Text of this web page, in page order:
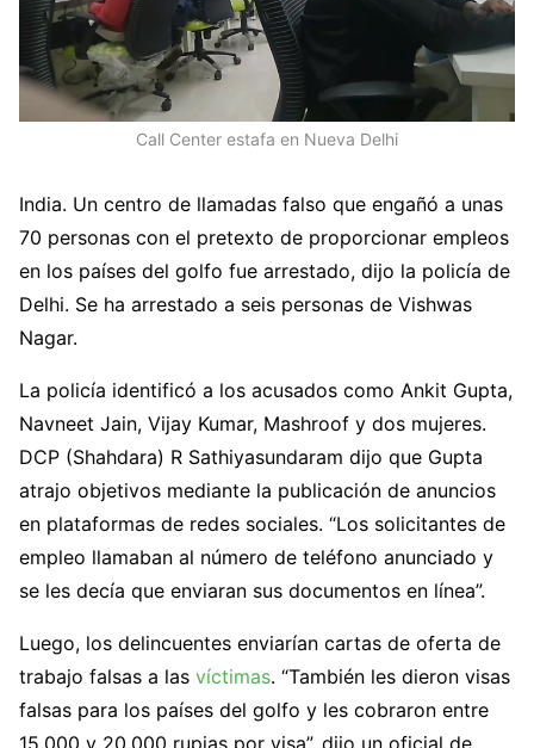
Call Center estafa en Nueva Delhi
India. Un centro de llamadas falso que engañó a unas
70 personas con el pretexto de proporcionar empleos
en los países del golfo fue arrestado, dijo la policía de
Delhi. Se ha arrestado a seis personas de Vishwas
Nagar.
La policía identificó a los acusados ​​como Ankit Gupta,
Navneet Jain, Vijay Kumar, Mashroof y dos mujeres.
DCP (Shahdara) R Sathiyasundaram dijo que Gupta
atrajo objetivos mediante la publicación de anuncios
en plataformas de redes sociales. “Los solicitantes de
empleo llamaban al número de teléfono anunciado y
se les decía que enviaran sus documentos en línea”.
Luego, los delincuentes enviarían cartas de oferta de
trabajo falsas a las víctimas. “También les dieron visas
falsas para los países del golfo y les cobraron entre
15.000 y 20.000 rupias por visa”, dijo un oficial de